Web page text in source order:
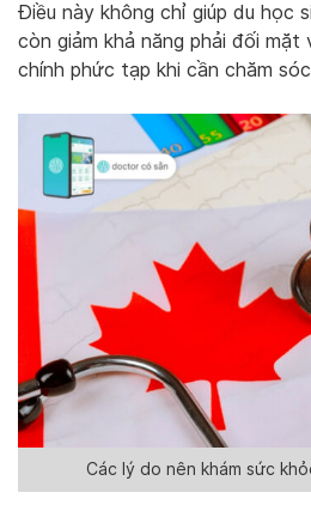
Điều này không chỉ giúp du học
còn giảm khả năng phải đối mặt
chính phức tạp khi cần chăm
Các lý do nên khám sức